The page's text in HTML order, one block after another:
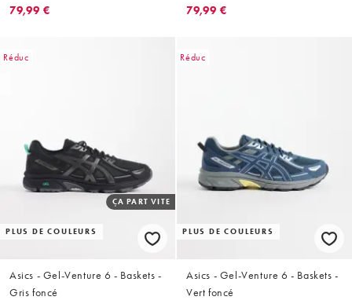
79,99 €
79,99 €
Réduc
PLUS DE COULEURS
ÇA PART VITE
Asics - Gel-Venture 6 - Baskets -
Gris foncé
Réduc
PLUS DE COULEURS
Asics - Gel-Venture 6 - Baskets -
Vert foncé